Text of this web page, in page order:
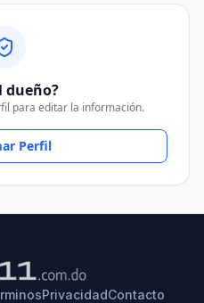
dueño?
para editar la información.
Perfil
PrivacidadContacto